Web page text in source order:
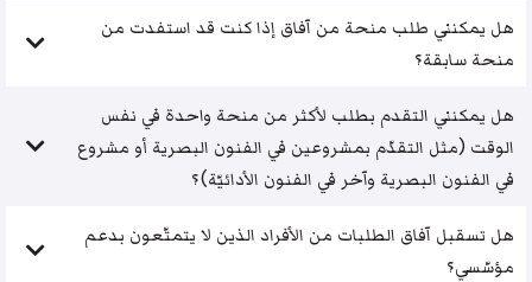
هل يمكنني طلب منحة من آفاق إذا كنت قد استفدت من
منحة سابقة؟
هل يمكنني التقدم بطلب لأكثر من منحة واحدة في نفس
الوقت (مثل التقدّم بمشروعين في الفنون البصرية أو مشروع
في الفنون البصرية وآخر في الفنون الأدائيّة)؟
هل تسقبل آفاق الطلبات من الأفراد الذين لا يتمتّعون بدعم
مؤسّسي؟